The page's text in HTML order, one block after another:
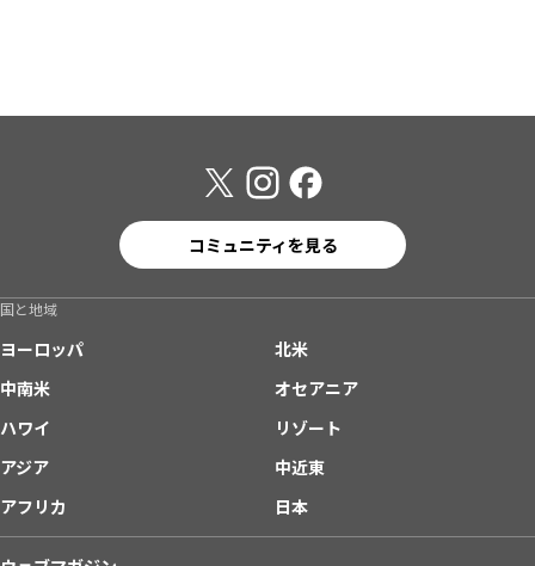
コミュニティを見る
国と地域
ヨーロッパ
北米
中南米
オセアニア
ハワイ
リゾート
アジア
中近東
アフリカ
日本